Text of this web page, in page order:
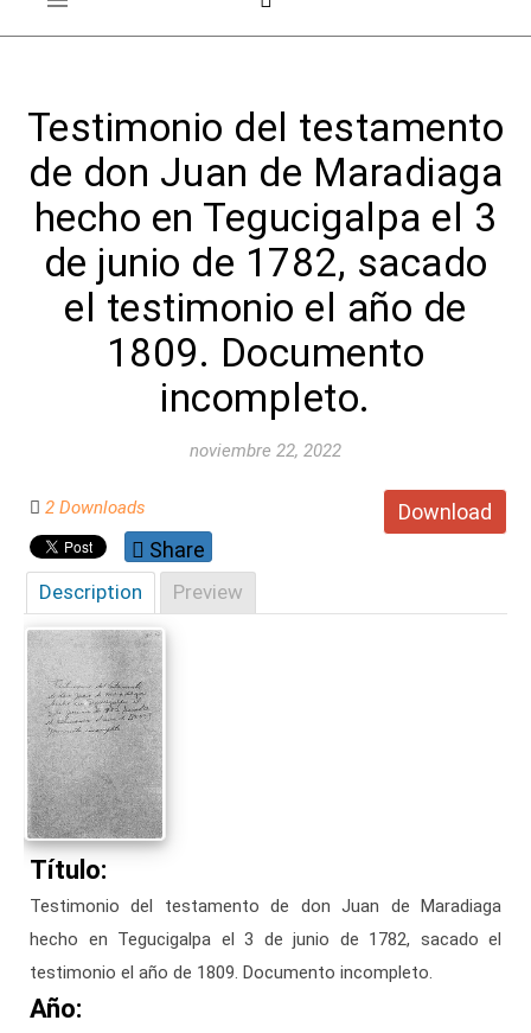
Testimonio del testamento
de don Juan de Maradiaga
hecho en Tegucigalpa el 3
de junio de 1782, sacado
el testimonio el año de
1809. Documento
incompleto.
noviembre 22, 2022
Download
2 Downloads
Share
Description Preview
Título:
Testimonio del testamento de don Juan de Maradiaga
hecho en Tegucigalpa el 3 de junio de 1782, sacado el
testimonio el año de 1809. Documento incompleto.
Año: